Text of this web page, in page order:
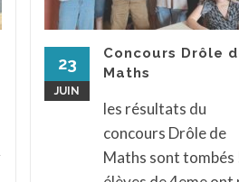
23
JUIN
Concours Drôle
Maths
les résultats du
concours Drôle de
Maths sont tombés